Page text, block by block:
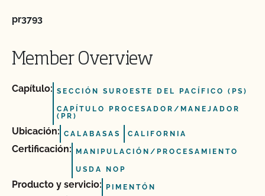
pr3793
Member Overview
Capítulo: SECCIÓN SUROESTE DEL PACÍFICO (PS)
CAPÍTULO PROCESADOR/MANEJADOR
(PR)
Ubicación: CALABASAS CALIFORNIA
Certificación: MANIPULACIÓN/PROCESAMIENTO
USDA NOP
Producto y servicio: PIMENTÓN